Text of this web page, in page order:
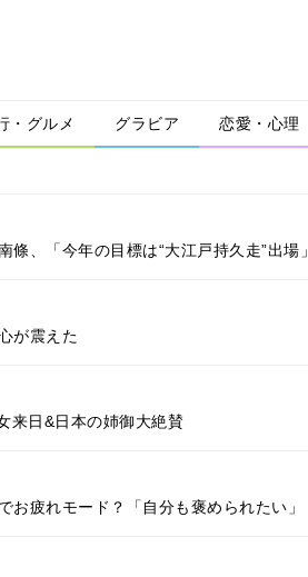
・グルメ グラビア 恋愛・心理
、「今年の目標は“大江戸持久走”出場」
が震えた
来日&日本の姉御大絶賛
疲れモード？「自分も褒められたい」